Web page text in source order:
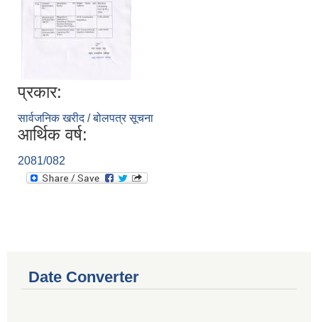
प्रकार:
सार्वजनिक खरीद / बोलपत्र सूचना
आर्थिक वर्ष:
2081/082
Date Converter